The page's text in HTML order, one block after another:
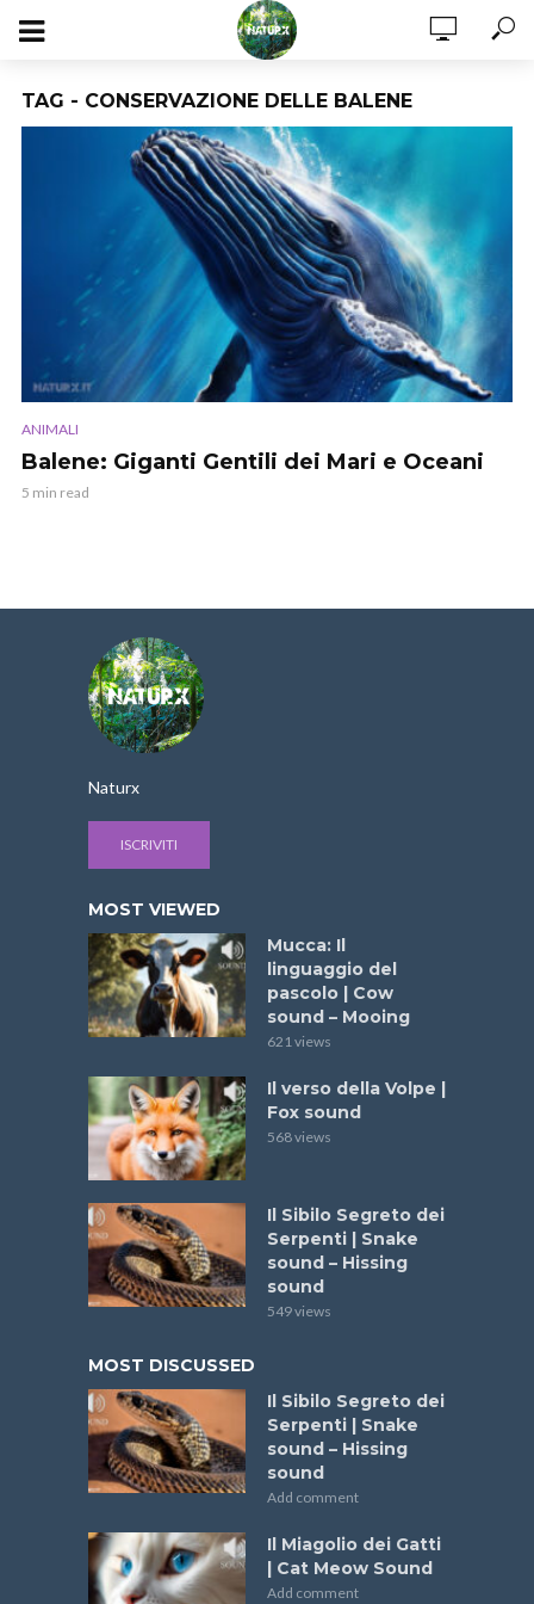
TAG - CONSERVAZIONE DELLE BALENE
ANIMALI
Balene: Giganti Gentili dei Mari e Oceani
5 min read
Naturx
ISCRIVITI
MOST VIEWED
Mucca: Il
linguaggio del
pascolo | Cow
sound – Mooing
621 views
Il verso della Volpe |
Fox sound
568 views
Il Sibilo Segreto dei
Serpenti | Snake
sound – Hissing
sound
549 views
MOST DISCUSSED
Il Sibilo Segreto dei
Serpenti | Snake
sound – Hissing
sound
Add comment
Il Miagolio dei Gatti
| Cat Meow Sound
Add comment